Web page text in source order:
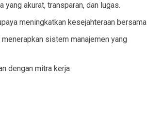
akurat, transparan, dan lugas.
meningkatkan kesejahteraan bersama
sistem manajemen yang
dengan mitra kerja